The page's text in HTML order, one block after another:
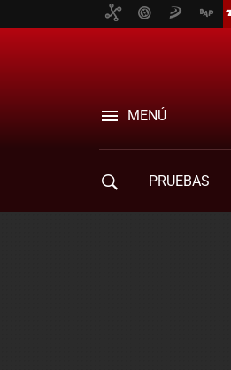
MENÚ
PRUEBAS